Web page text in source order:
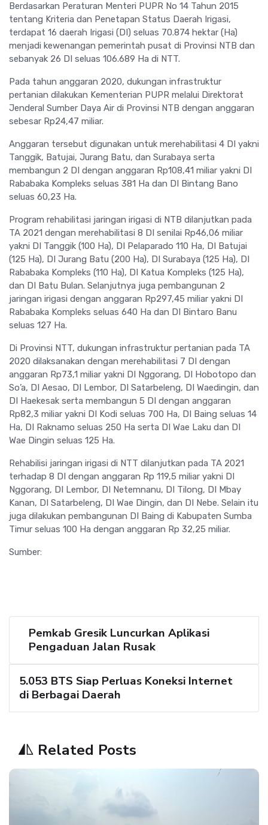
Berdasarkan Peraturan Menteri PUPR No 14 Tahun 2015
tentang Kriteria dan Penetapan Status Daerah Irigasi,
terdapat 16 daerah Irigasi (DI) seluas 70.874 hektar (Ha)
menjadi kewenangan pemerintah pusat di Provinsi NTB dan
sebanyak 26 DI seluas 106.689 Ha di NTT.
Pada tahun anggaran 2020, dukungan infrastruktur
pertanian dilakukan Kementerian PUPR melalui Direktorat
Jenderal Sumber Daya Air di Provinsi NTB dengan anggaran
sebesar Rp24,47 miliar.
Anggaran tersebut digunakan untuk merehabilitasi 4 DI yakni
Tanggik, Batujai, Jurang Batu, dan Surabaya serta
membangun 2 DI dengan anggaran Rp108,41 miliar yakni DI
Rababaka Kompleks seluas 381 Ha dan DI Bintang Bano
seluas 60,23 Ha.
Program rehabilitasi jaringan irigasi di NTB dilanjutkan pada
TA 2021 dengan merehabilitasi 8 DI senilai Rp46,06 miliar
yakni DI Tanggik (100 Ha), DI Pelaparado 110 Ha, DI Batujai
(125 Ha), DI Jurang Batu (200 Ha), DI Surabaya (125 Ha), DI
Rababaka Kompleks (110 Ha), DI Katua Kompleks (125 Ha),
dan DI Batu Bulan. Selanjutnya juga pembangunan 2
jaringan irigasi dengan anggaran Rp297,45 miliar yakni DI
Rababaka Kompleks seluas 640 Ha dan DI Bintaro Banu
seluas 127 Ha.
Di Provinsi NTT, dukungan infrastruktur pertanian pada TA
2020 dilaksanakan dengan merehabilitasi 7 DI dengan
anggaran Rp73,1 miliar yakni DI Nggorang, DI Hobotopo dan
So’a, DI Aesao, DI Lembor, DI Satarbeleng, DI Waedingin, dan
DI Haekesak serta membangun 5 DI dengan anggaran
Rp82,3 miliar yakni DI Kodi seluas 700 Ha, DI Baing seluas 14
Ha, DI Raknamo seluas 250 Ha serta DI Wae Laku dan DI
Wae Dingin seluas 125 Ha.
Rehabilisi jaringan irigasi di NTT dilanjutkan pada TA 2021
terhadap 8 DI dengan anggaran Rp 119,5 miliar yakni DI
Nggorang, DI Lembor, DI Netemnanu, DI Tilong, DI Mbay
Kanan, DI Satarbeleng, DI Wae Dingin, dan DI Nebe. Selain itu
juga dilakukan pembangunan DI Baing di Kabupaten Sumba
Timur seluas 100 Ha dengan anggaran Rp 32,25 miliar.
Sumber:
Pemkab Gresik Luncurkan Aplikasi
Pengaduan Jalan Rusak
5.053 BTS Siap Perluas Koneksi Internet
di Berbagai Daerah
Related Posts